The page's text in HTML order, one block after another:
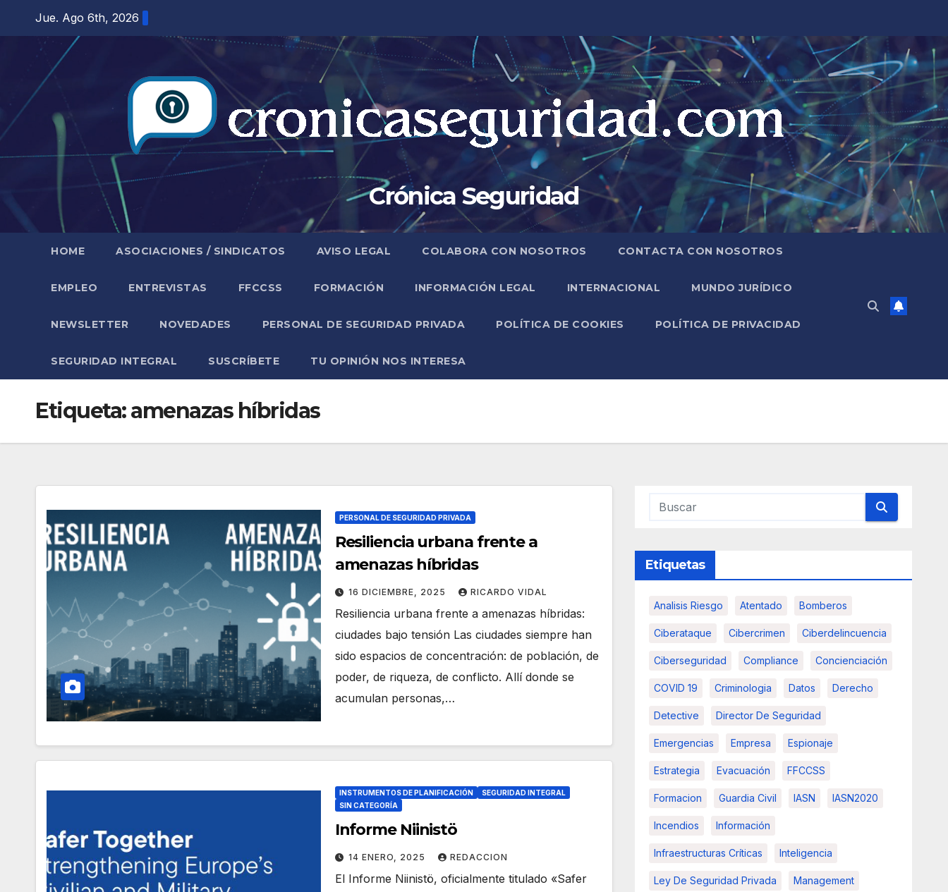
contenido
Jue. Ago 6th, 2026
Crónica Seguridad
HOME ASOCIACIONES / SINDICATOS AVISO LEGAL COLABORA CON NOSOTROS CONTACTA CON NOSOTROS
EMPLEO ENTREVISTAS FFCCSS FORMACIÓN INFORMACIÓN LEGAL INTERNACIONAL MUNDO JURÍDICO
NEWSLETTER NOVEDADES PERSONAL DE SEGURIDAD PRIVADA POLÍTICA DE COOKIES POLÍTICA DE PRIVACIDAD
SEGURIDAD INTEGRAL SUSCRÍBETE TU OPINIÓN NOS INTERESA
Etiqueta:amenazas híbridas
PERSONAL DE SEGURIDAD PRIVADA
Resiliencia urbana frente a
amenazas híbridas
16 DICIEMBRE, 2025 RICARDO VIDAL
Resiliencia urbana frente a amenazas híbridas:
ciudades bajo tensión Las ciudades siempre han
sido espacios de concentración: de población, de
poder, de riqueza, de conflicto. Allí donde se
acumulan personas,…
INSTRUMENTOS DE PLANIFICACIÓN
SEGURIDAD INTEGRAL
SIN CATEGORÍA
Informe Niinistö
14 ENERO, 2025 REDACCION
El Informe Niinistö, oficialmente titulado «Safer
Etiquetas
Analisis Riesgo Atentado Bomberos
Ciberataque Cibercrimen Ciberdelincuencia
Ciberseguridad Compliance Concienciación
COVID 19 Criminologia Datos Derecho
Detective Director De Seguridad
Emergencias Empresa Espionaje
Estrategia Evacuación FFCCSS
Formacion Guardia Civil IASN IASN2020
Incendios Información
Infraestructuras Críticas Inteligencia
Ley De Seguridad Privada Management